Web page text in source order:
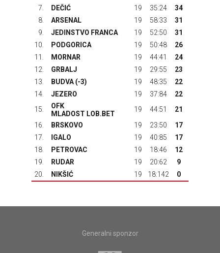
7.
DEČIĆ 19 35:24
34
8.
ARSENAL 19 58:33
31
9.
JEDINSTVO FRANCA 19 52:50
31
10.
PODGORICA 19 50:48
26
11.
MORNAR 19 44:41
24
12.
GRBALJ 19 29:55
23
13.
BUDVA (-3) 19 48:35
22
14.
JEZERO 19 37:84
22
15.
OFK
MLADOST LOB.BET
19 44:51
21
16.
BRSKOVO 19 23:50
17
17.
IGALO 19 40:85
17
18.
PETROVAC 19 18:46
12
19.
RUDAR 19 20:62
9
20.
NIKŠIĆ 19 18:142 0
Generalni sponzor